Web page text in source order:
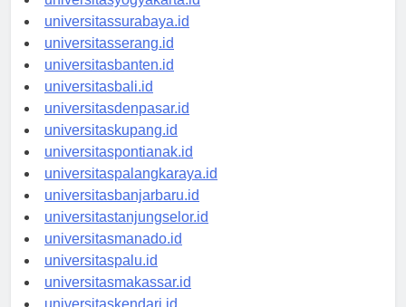
universitasyogyakarta.id
universitassurabaya.id
universitasserang.id
universitasbanten.id
universitasbali.id
universitasdenpasar.id
universitaskupang.id
universitaspontianak.id
universitaspalangkaraya.id
universitasbanjarbaru.id
universitastanjungselor.id
universitasmanado.id
universitaspalu.id
universitasmakassar.id